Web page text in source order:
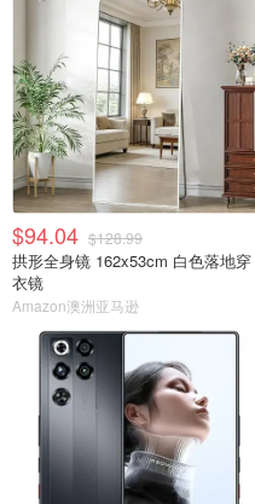
$94.04 $128.99
拱形全身镜 162x53cm 白色落地穿
衣镜
Amazon澳洲亚马逊